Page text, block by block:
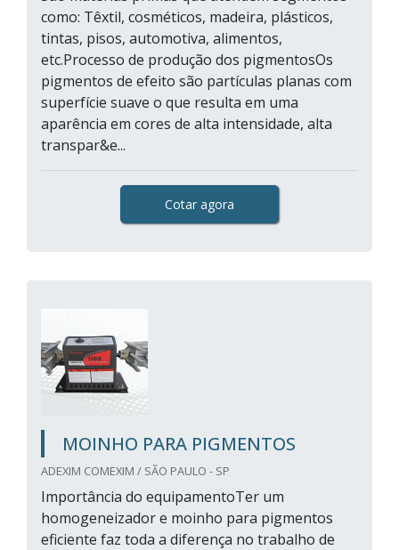
como: Têxtil, cosméticos, madeira, plásticos,
tintas, pisos, automotiva, alimentos,
etc.Processo de produção dos pigmentosOs
pigmentos de efeito são partículas planas com
superfície suave o que resulta em uma
aparência em cores de alta intensidade, alta
transpar&e...
Cotar agora
MOINHO PARA PIGMENTOS
ADEXIM COMEXIM / SÃO PAULO - SP
Importância do equipamentoTer um
homogeneizador e moinho para pigmentos
eficiente faz toda a diferença no trabalho de